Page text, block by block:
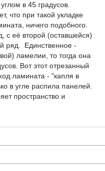
в 45 градусов.
что при такой укладке
ничего подобного.
с её второй (оставшейся)
ряд. Единственное -
ламелии, то тогда она
Вот этот отрезанный
ламината - "капля в
в угле распила панелей.
пространство и